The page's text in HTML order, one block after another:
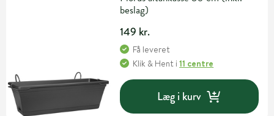
beslag)
149 kr.
Få leveret
Klik & Hent i11 centre
Læg i kurv